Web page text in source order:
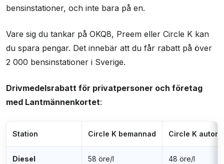
bensinstationer, och inte bara på en.
Vare sig du tankar på OKQ8, Preem eller Circle K kan
du spara pengar. Det innebär att du får rabatt på över
2 000 bensinstationer i Sverige.
Drivmedelsrabatt för privatpersoner och företag
med Lantmännenkortet:
Station Circle K bemannad Circle K
Diesel 58 öre/l 48 öre/l